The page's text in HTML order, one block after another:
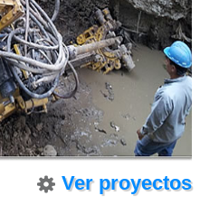
Ver proyectos